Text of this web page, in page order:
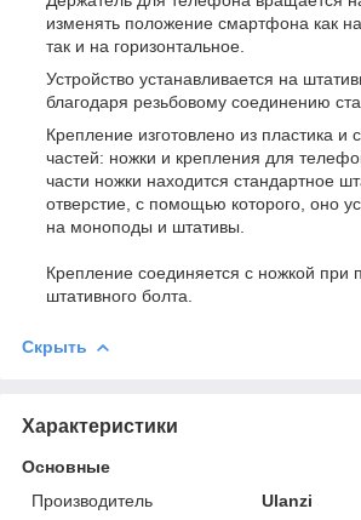
изменять положение смартфона как на
так и на горизонтальное.
Устройство устанавливается на
благодаря резьбовому соединению
Крепление изготовлено из пластика и
частей: ножки и крепления для
части ножки находится стандартное
отверстие, с помощью которого, оно
на моноподы и штативы.
Крепление соединяется с ножкой при
штативного болта.
Скрыть
Характеристики
Основные
Производитель
Ulanzi